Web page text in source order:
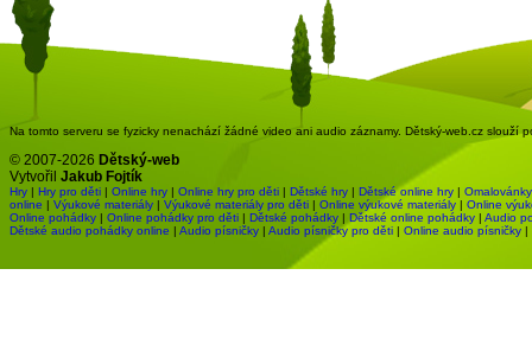
Na tomto serveru se fyzicky nenachází žádné video ani audio záznamy. Dětský-web.cz slouží
© 2007-2026 Dětský-web
Vytvořil Jakub Fojtík
Hry | Hry pro děti | Online hry | Online hry pro děti | Dětské hry | Dětské online hry | Omalovánky
online | Výukové materiály | Výukové materiály pro děti | Online výukové materiály | Online
Online pohádky | Online pohádky pro děti | Dětské pohádky | Dětské online pohádky | Audio
Dětské audio pohádky online | Audio písničky | Audio písničky pro děti | Online audio písničky |